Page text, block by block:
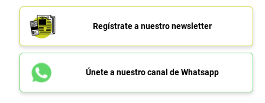
Regístrate a nuestro newsletter
Únete a nuestro canal de Whatsapp